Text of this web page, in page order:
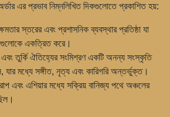
এর প্রভাব নিম্নলিখিত দিকগুলোতে প্রকাশিত হয়:
স্তরের এবং প্রশাসনিক ব্যবস্থার প্রতিষ্ঠা যা
একত্রিত করে।
তুর্কি ঐতিহ্যের সংমিশ্রণ একটি অনন্য সংস্কৃতি
যার মধ্যে সঙ্গীত, নৃত্য এবং কারিগরি অন্তর্ভুক্ত।
এশিয়ার মধ্যে সক্রিয় বানিজ্য পথে অঞ্চলের